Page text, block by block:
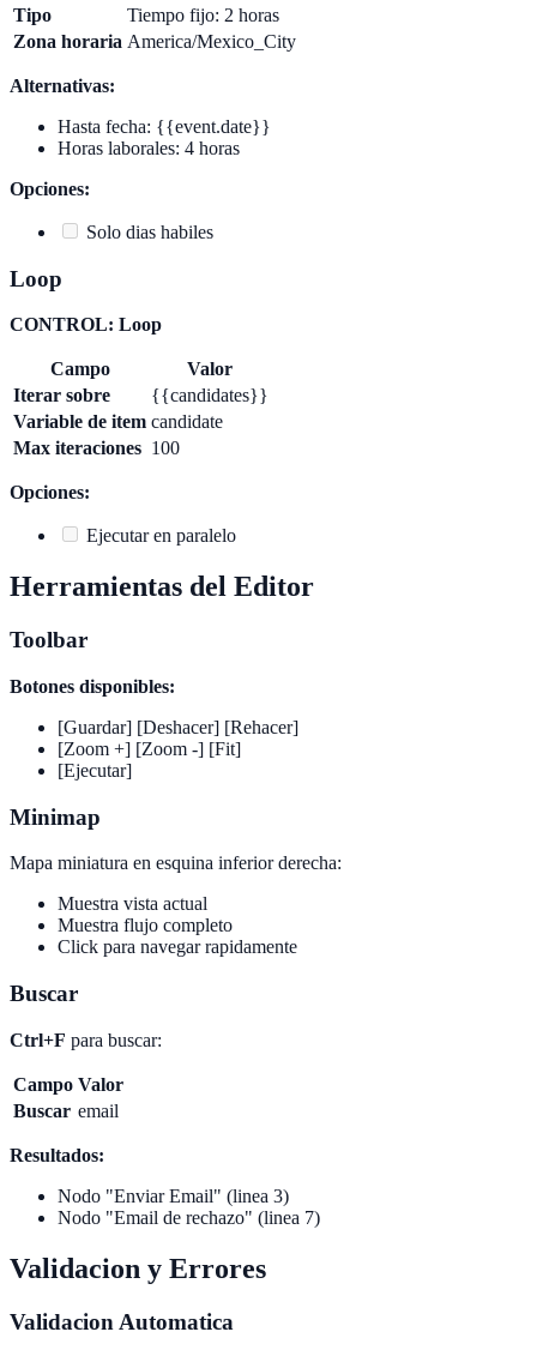
Tipo
Tiempo fijo: 2 horas
Zona horaria America/Mexico_City
Alternativas:
Hasta fecha: {{event.date}}
Horas laborales: 4 horas
Opciones:
Solo dias habiles
Loop
CONTROL: Loop
Campo
Valor
Iterar sobre
{{candidates}}
Variable de item candidate
Max iteraciones 100
Opciones:
Ejecutar en paralelo
Herramientas del Editor
Toolbar
Botones disponibles:
[Guardar] [Deshacer] [Rehacer]
[Zoom +] [Zoom -] [Fit]
[Ejecutar]
Minimap
Mapa miniatura en esquina inferior derecha:
Muestra vista actual
Muestra flujo completo
Click para navegar rapidamente
Buscar
Ctrl+F para buscar:
Campo Valor
Buscar email
Resultados:
Nodo "Enviar Email" (linea 3)
Nodo "Email de rechazo" (linea 7)
Validacion y Errores
Validacion Automatica